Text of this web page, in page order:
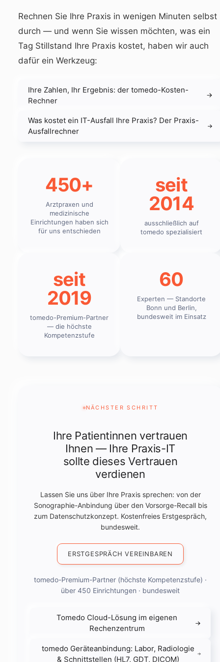
Rechnen Sie Ihre Praxis in wenigen Minuten selbst
durch — und wenn Sie wissen möchten, was ein
Tag Stillstand Ihre Praxis kostet, haben wir auch
dafür ein Werkzeug:
Ihre Zahlen, Ihr Ergebnis: der tomedo-Kosten-
Rechner
Was kostet ein IT-Ausfall Ihre Praxis? Der Praxis-
Ausfallrechner
450+
Arztpraxen und
medizinische
Einrichtungen haben sich
für uns entschieden
seit
2014
ausschließlich auf
tomedo spezialisiert
seit
2019
tomedo-Premium-Partner
— die höchste
Kompetenzstufe
60
Experten — Standorte
Bonn und Berlin,
bundesweit im Einsatz
NÄCHSTER SCHRITT
Ihre Patientinnen vertrauen
Ihnen — Ihre Praxis-IT
sollte dieses Vertrauen
verdienen
Lassen Sie uns über Ihre Praxis sprechen: von der
Sonographie-Anbindung über den Vorsorge-Recall bis
zum Datenschutzkonzept. Kostenfreies Erstgespräch,
bundesweit.
ERSTGESPRÄCH VEREINBAREN
tomedo-Premium-Partner (höchste Kompetenzstufe) ·
über 450 Einrichtungen · bundesweit
Tomedo Cloud-Lösung im eigenen
Rechenzentrum
tomedo Geräteanbindung: Labor, Radiologie
& Schnittstellen (HL7, GDT, DICOM)